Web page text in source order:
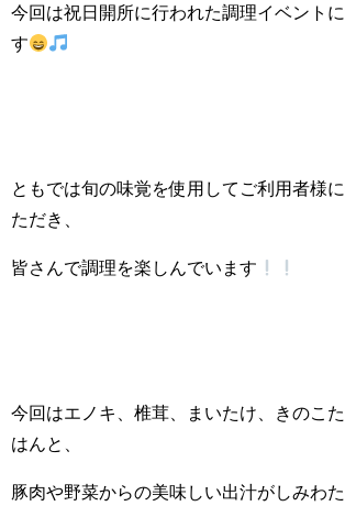
今回は祝日開所に行われた調理イベント
す
ともでは旬の味覚を使用してご利用者様
ただき、
皆さんで調理を楽しんでいます
今回はエノキ、椎茸、まいたけ、きのこ
はんと、
豚肉や野菜からの美味しい出汁がしみわ